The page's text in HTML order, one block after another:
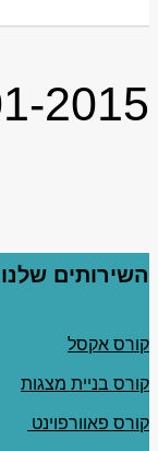
09-41-29
השירותים שלנו
קורס אקסל
קורס בניית מצגות
קורס פאוורפוינט